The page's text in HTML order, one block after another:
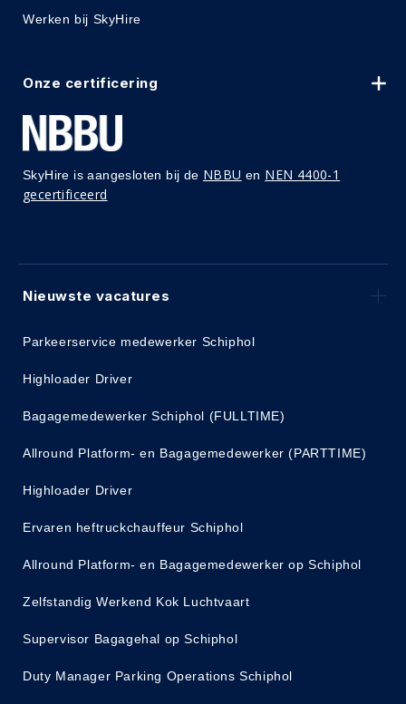
Werken bij SkyHire
Onze certificering
SkyHire is aangesloten bij de NBBU en NEN 4400-1
gecertificeerd
Nieuwste vacatures
Parkeerservice medewerker Schiphol
Highloader Driver
Bagagemedewerker Schiphol (FULLTIME)
Allround Platform- en Bagagemedewerker (PARTTIME)
Highloader Driver
Ervaren heftruckchauffeur Schiphol
Allround Platform- en Bagagemedewerker op Schiphol
Zelfstandig Werkend Kok Luchtvaart
Supervisor Bagagehal op Schiphol
Duty Manager Parking Operations Schiphol